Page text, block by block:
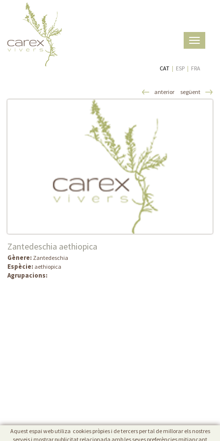
Toggle
CAT | ESP | FRA
anterior següent
Zantedeschia aethiopica
Gènere: Zantedeschia
Espècie: aethiopica
Agrupacions:
Aquest espai web utiliza cookies pròpies i de tercers per tal de millorar els nostres
serveis i mostrar publicitat relacionada amb les seves preferències mitjançant